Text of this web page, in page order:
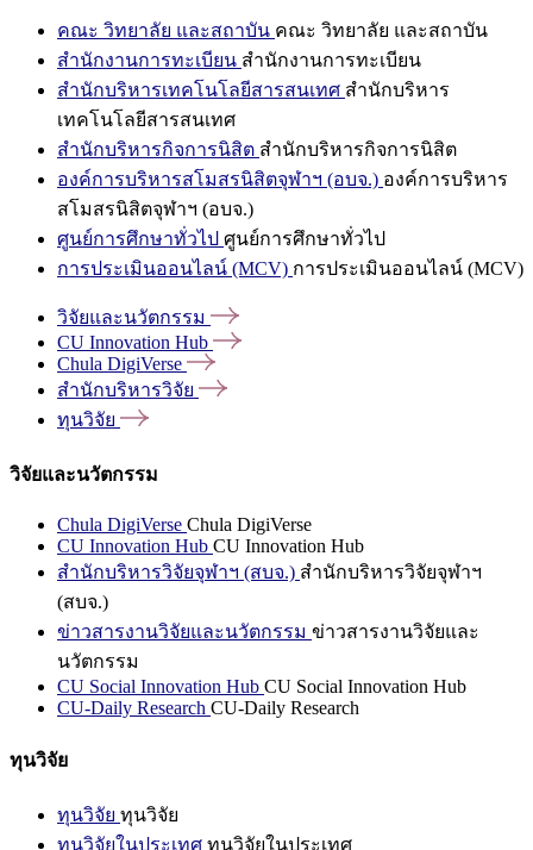
คณะ วิทยาลัย และสถาบัน คณะ วิทยาลัย และสถาบัน
สำนักงานการทะเบียน สำนักงานการทะเบียน
สำนักบริหารเทคโนโลยีสารสนเทศ สำนักบริหาร
เทคโนโลยีสารสนเทศ
สำนักบริหารกิจการนิสิต สำนักบริหารกิจการนิสิต
องค์การบริหารสโมสรนิสิตจุฬาฯ (อบจ.) องค์การบริหาร
สโมสรนิสิตจุฬาฯ (อบจ.)
ศูนย์การศึกษาทั่วไป ศูนย์การศึกษาทั่วไป
การประเมินออนไลน์ (MCV) การประเมินออนไลน์ (MCV)
วิจัยและนวัตกรรม
CU Innovation Hub
Chula DigiVerse
สำนักบริหารวิจัย
ทุนวิจัย
วิจัยและนวัตกรรม
Chula DigiVerse Chula DigiVerse
CU Innovation Hub CU Innovation Hub
สำนักบริหารวิจัยจุฬาฯ (สบจ.) สำนักบริหารวิจัยจุฬาฯ
(สบจ.)
ข่าวสารงานวิจัยและนวัตกรรม ข่าวสารงานวิจัยและ
นวัตกรรม
CU Social Innovation Hub CU Social Innovation Hub
CU-Daily Research CU-Daily Research
ทุนวิจัย
ทุนวิจัย ทุนวิจัย
ทุนวิจัยในประเทศ ทุนวิจัยในประเทศ